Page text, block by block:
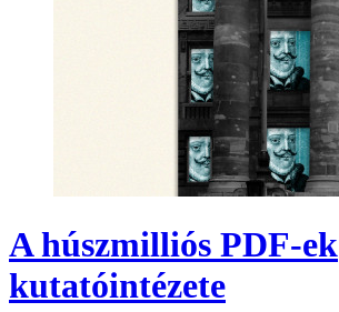
A húszmilliós PDF-ek
kutatóintézete